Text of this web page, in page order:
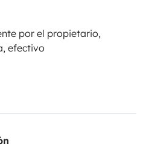
por el propietario,
efectivo